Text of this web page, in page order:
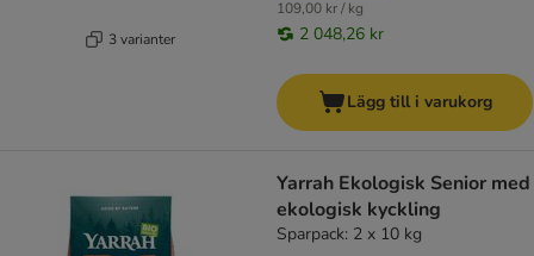
3 varianter
109,00 kr / kg
2 048,26 kr
Lägg till i varukorg
Yarrah Ekologisk Senior med
ekologisk kyckling
Sparpack: 2 x 10 kg